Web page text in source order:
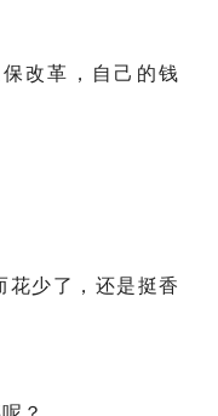
改革，自己的钱
花少了，还是挺香